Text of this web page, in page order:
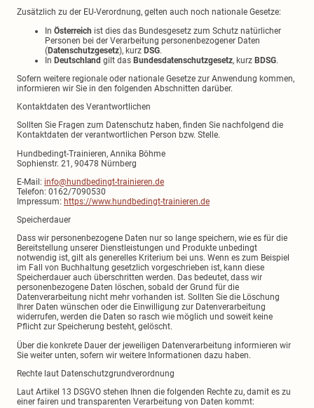
Zusätzlich zu der EU-Verordnung, gelten auch noch nationale Gesetze:
In Österreich ist dies das Bundesgesetz zum Schutz natürlicher
Personen bei der Verarbeitung personenbezogener Daten
(Datenschutzgesetz), kurz DSG.
In Deutschland gilt das Bundesdatenschutzgesetz, kurz BDSG.
Sofern weitere regionale oder nationale Gesetze zur Anwendung kommen,
informieren wir Sie in den folgenden Abschnitten darüber.
Kontaktdaten des Verantwortlichen
Sollten Sie Fragen zum Datenschutz haben, finden Sie nachfolgend die
Kontaktdaten der verantwortlichen Person bzw. Stelle.
Hundbedingt-Trainieren, Annika Böhme
Sophienstr. 21, 90478 Nürnberg
E-Mail: info@hundbedingt-trainieren.de
Telefon: 0162/7090530
Impressum: https://www.hundbedingt-trainieren.de
Speicherdauer
Dass wir personenbezogene Daten nur so lange speichern, wie es für die
Bereitstellung unserer Dienstleistungen und Produkte unbedingt
notwendig ist, gilt als generelles Kriterium bei uns. Wenn es zum Beispiel
im Fall von Buchhaltung gesetzlich vorgeschrieben ist, kann diese
Speicherdauer auch überschritten werden. Das bedeutet, dass wir
personenbezogene Daten löschen, sobald der Grund für die
Datenverarbeitung nicht mehr vorhanden ist. Sollten Sie die Löschung
Ihrer Daten wünschen oder die Einwilligung zur Datenverarbeitung
widerrufen, werden die Daten so rasch wie möglich und soweit keine
Pflicht zur Speicherung besteht, gelöscht.
Über die konkrete Dauer der jeweiligen Datenverarbeitung informieren wir
Sie weiter unten, sofern wir weitere Informationen dazu haben.
Rechte laut Datenschutzgrundverordnung
Laut Artikel 13 DSGVO stehen Ihnen die folgenden Rechte zu, damit es zu
einer fairen und transparenten Verarbeitung von Daten kommt: